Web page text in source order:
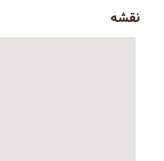
نقشه